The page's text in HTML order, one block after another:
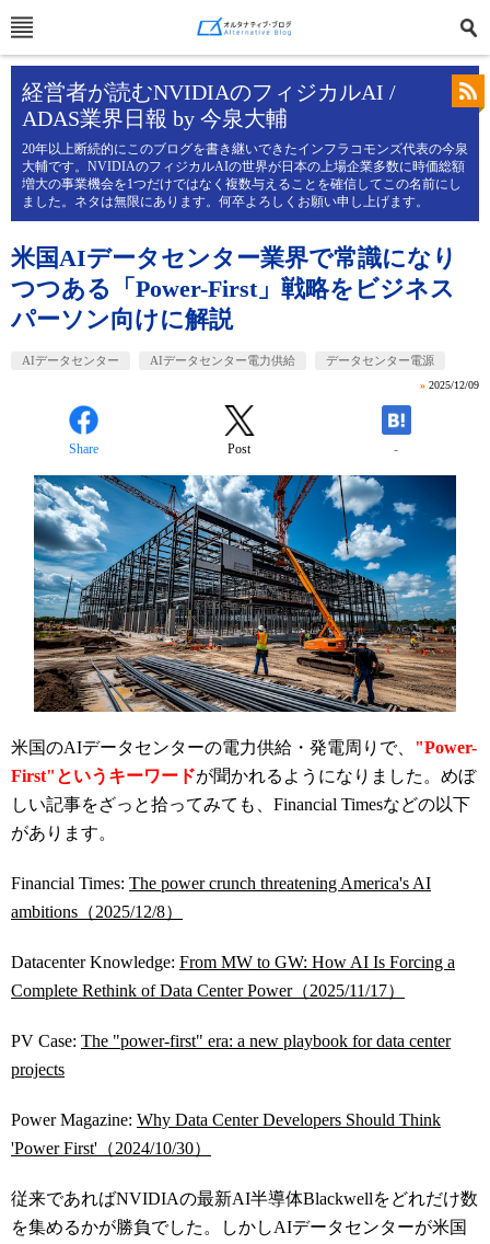
経営者が読むNVIDIAのフィジカルAI /
ADAS業界日報 by 今泉大輔
20年以上断続的にこのブログを書き継いできたインフラコモンズ代表の今泉
大輔です。NVIDIAのフィジカルAIの世界が日本の上場企業多数に時価総額
増大の事業機会を1つだけではなく複数与えることを確信してこの名前にし
ました。ネタは無限にあります。何卒よろしくお願い申し上げます。
米国AIデータセンター業界で常識になり
つつある「Power-First」戦略をビジネス
パーソン向けに解説
AIデータセンター AIデータセンター電力供給 データセンター電源
» 2025/12/09
Share Post -
米国のAIデータセンターの電力供給・発電周りで、 "Power-
First"というキーワードが聞かれるようになりました。めぼ
しい記事をざっと拾ってみても、Financial Timesなどの以下
があります。
Financial Times: The power crunch threatening America's AI
ambitions（2025/12/8）
Datacenter Knowledge: From MW to GW: How AI Is Forcing a
Complete Rethink of Data Center Power（2025/11/17）
PV Case: The "power-first" era: a new playbook for data center
projects
Power Magazine: Why Data Center Developers Should Think
'Power First'（2024/10/30）
従来であればNVIDIAの最新AI半導体Blackwellをどれだけ数
を集めるかが勝負でした。しかしAIデータセンターが米国